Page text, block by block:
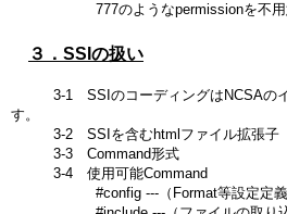
777のようなpermissionを不用意に
３．SSIの扱い
3-1 SSIのコーディングはNCSAのイ
す。
3-2 SSIを含むhtmlファイル拡張子
3-3 Command形式
3-4 使用可能Command
#config ---（Format等設定定義